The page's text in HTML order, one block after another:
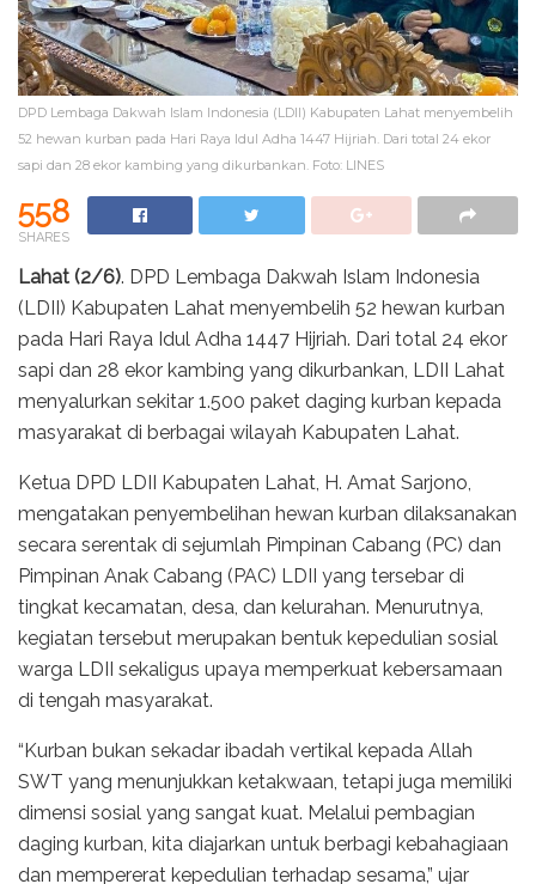
DPD Lembaga Dakwah Islam Indonesia (LDII) Kabupaten Lahat menyembelih
52 hewan kurban pada Hari Raya Idul Adha 1447 Hijriah. Dari total 24 ekor
sapi dan 28 ekor kambing yang dikurbankan. Foto: LINES
558
SHARES
Lahat (2/6). DPD Lembaga Dakwah Islam Indonesia
(LDII) Kabupaten Lahat menyembelih 52 hewan kurban
pada Hari Raya Idul Adha 1447 Hijriah. Dari total 24 ekor
sapi dan 28 ekor kambing yang dikurbankan, LDII Lahat
menyalurkan sekitar 1.500 paket daging kurban kepada
masyarakat di berbagai wilayah Kabupaten Lahat.
Ketua DPD LDII Kabupaten Lahat, H. Amat Sarjono,
mengatakan penyembelihan hewan kurban dilaksanakan
secara serentak di sejumlah Pimpinan Cabang (PC) dan
Pimpinan Anak Cabang (PAC) LDII yang tersebar di
tingkat kecamatan, desa, dan kelurahan. Menurutnya,
kegiatan tersebut merupakan bentuk kepedulian sosial
warga LDII sekaligus upaya memperkuat kebersamaan
di tengah masyarakat.
“Kurban bukan sekadar ibadah vertikal kepada Allah
SWT yang menunjukkan ketakwaan, tetapi juga memiliki
dimensi sosial yang sangat kuat. Melalui pembagian
daging kurban, kita diajarkan untuk berbagi kebahagiaan
dan mempererat kepedulian terhadap sesama,” ujar